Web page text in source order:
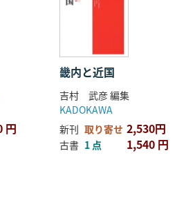
円
畿内と近国
吉村 武彦 編集
KADOKAWA
新刊 取り寄せ 2,530円
古書 1 点 1,540 円